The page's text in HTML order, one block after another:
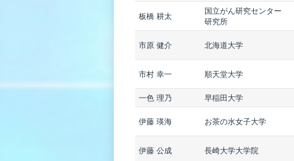
板橋 耕太
国立がん研究センター
研究所
市原 健介 北海道大学
市村 幸一 順天堂大学
一色 理乃 早稲田大学
伊藤 瑛海 お茶の水女子大学
伊藤 公成 長崎大学大学院